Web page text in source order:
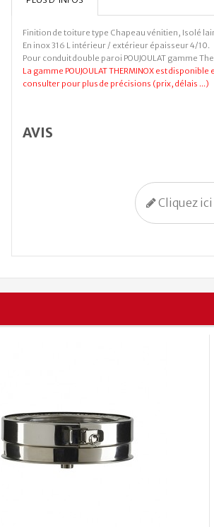
Finition de toiture type Chapeau vénitien, Isolé
En inox 316 L intérieur / extérieur épaisseur 4/10.
Pour conduit double paroi POUJOULAT gamme
La gamme POUJOULAT THERMINOX est
consulter pour plus de précisions (prix, délais ...)
AVIS
Cliquez